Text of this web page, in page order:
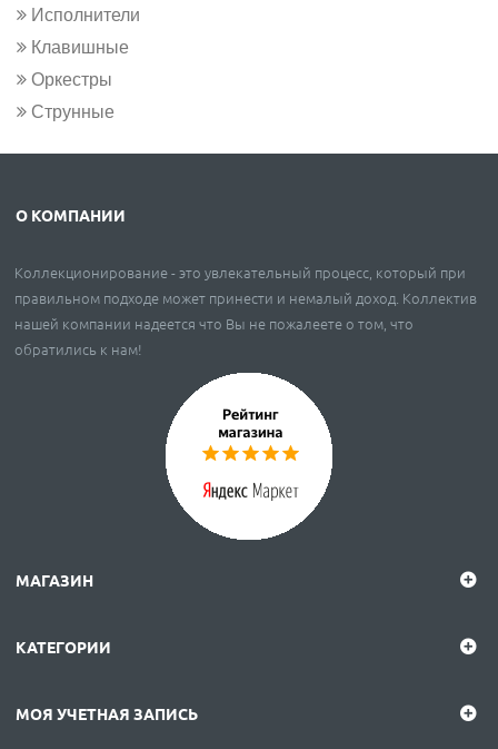
Исполнители
Клавишные
Оркестры
Струнные
О КОМПАНИИ
Коллекционирование - это увлекательный процесс, который при
правильном подходе может принести и немалый доход. Коллектив
нашей компании надеется что Вы не пожалеете о том, что
обратились к нам!
МАГАЗИН
КАТЕГОРИИ
МОЯ УЧЕТНАЯ ЗАПИСЬ